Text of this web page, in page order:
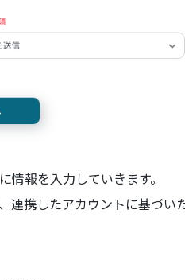
情報を入力していきます。
連携したアカウントに基づ